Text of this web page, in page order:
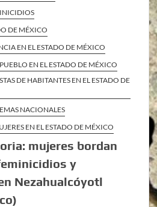
DE MÉXICO
EN EL ESTADO DE MÉXICO
EN EL ESTADO DE MÉXICO
DE HABITANTES EN EL ESTADO DE
NACIONALES
EN EL ESTADO DE MÉXICO
mujeres bordan
y
Nezahualcóyotl